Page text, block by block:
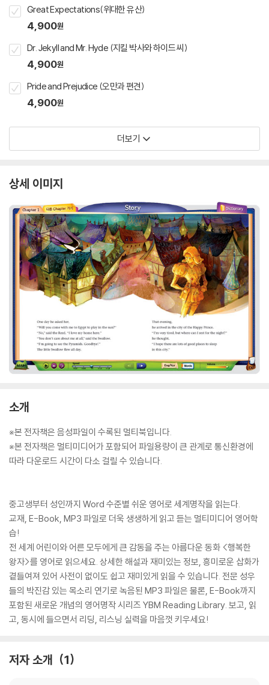
Great Expectations(위대한 유산)
4,900원
Dr. Jekyll and Mr. Hyde (지킬 박사와 하이드 씨)
4,900원
Pride and Prejudice (오만과 편견)
4,900원
더보기
상세 이미지
소개
※본 전자책은 음성파일이 수록된 멀티북입니다.
※본 전자책은 멀티미디어가 포함되어 파일용량이 큰 관계로 통신환경에
따라 다운로드 시간이 다소 걸릴 수 있습니다.
중고생부터 성인까지 Word 수준별 쉬운 영어로 세계명작을 읽는다.
교재, E-Book, MP3 파일로 더욱 생생하게 읽고 듣는 멀티미디어 영어학
습!
전 세계 어린이와 어른 모두에게 큰 감동을 주는 아름다운 동화 <행복한
왕자>를 영어로 읽으세요. 상세한 해설과 재미있는 정보, 흥미로운 삽화가
곁들여져 있어 사전이 없이도 쉽고 재미있게 읽을 수 있습니다. 전문 성우
들의 박진감 있는 목소리 연기로 녹음된 MP3 파일은 물론, E-Book까지
포함된 새로운 개념의 영어명작 시리즈 YBM Reading Library. 보고, 읽
고, 동시에 들으면서 리딩, 리스닝 실력을 마음껏 키우세요!
저자 소개 1